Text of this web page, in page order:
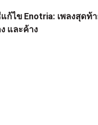
ก้ไข Enotria: เพลงสุดท้
และค้าง